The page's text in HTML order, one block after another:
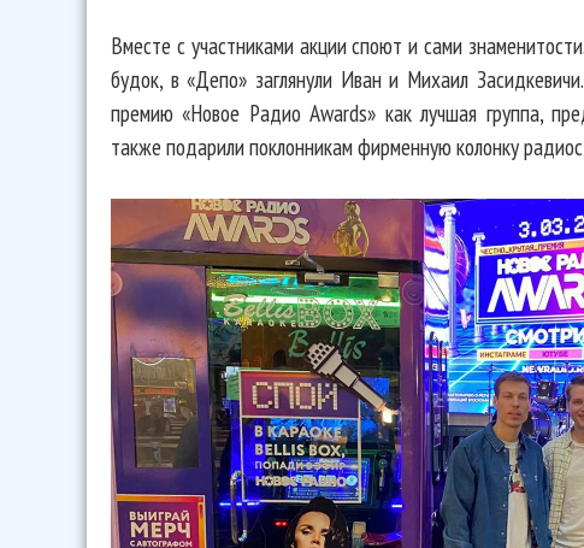
Вместе с участниками акции споют и сами
будок, в «Депо» заглянули Иван и Михаил
премию «Новое Радио Awards» как лучшая группа,
также подарили поклонникам фирменную колонку